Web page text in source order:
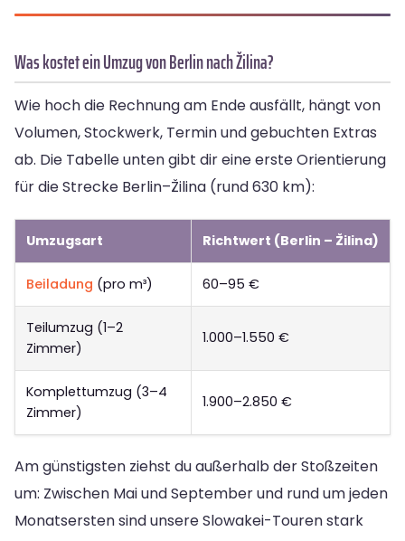
Was kostet ein Umzug von Berlin nach Žilina?
Wie hoch die Rechnung am Ende ausfällt, hängt von
Volumen, Stockwerk, Termin und gebuchten Extras
ab. Die Tabelle unten gibt dir eine erste Orientierung
für die Strecke Berlin–Žilina (rund 630 km):
Umzugsart Richtwert (Berlin – Žilina)
Beiladung (pro m³) 60–95 €
Teilumzug (1–2
Zimmer)
1.000–1.550 €
Komplettumzug (3–4
Zimmer)
1.900–2.850 €
Am günstigsten ziehst du außerhalb der Stoßzeiten
um: Zwischen Mai und September und rund um jeden
Monatsersten sind unsere Slowakei-Touren stark